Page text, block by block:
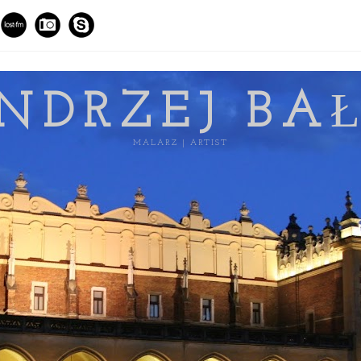
BA
MALARZ | ARTIST